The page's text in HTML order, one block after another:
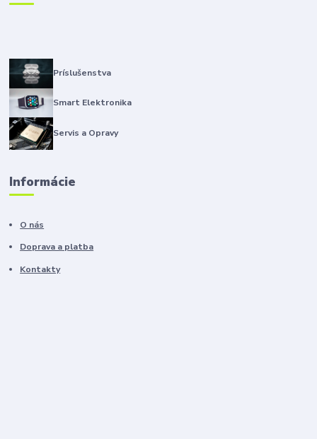
Príslušenstva
Smart Elektronika
Servis a Opravy
Informácie
O nás
Doprava a platba
Kontakty